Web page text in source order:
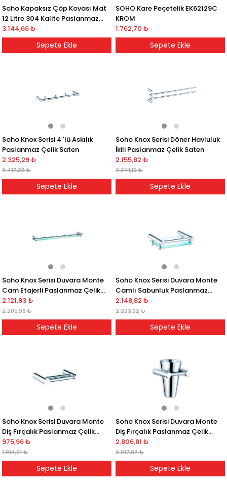
Soho Kapaksız Çöp Kovası Mat
12 Litre 304 Kalite Paslanmaz
Çelik
3.144,66 ₺
Sepete Ekle
SOHO Kare Peçetelik EK62129C
KROM
1.762,70 ₺
Sepete Ekle
Soho Knox Serisi 4 'lü Askılık
Paslanmaz Çelik Saten
2.325,29 ₺
2.417,38 ₺
Sepete Ekle
Soho Knox Serisi Döner Havluluk
İkili Paslanmaz Çelik Saten
2.155,82 ₺
2.241,19 ₺
Sepete Ekle
Soho Knox Serisi Duvara Monte
Cam Etajerli Paslanmaz Çelik
Saten
2.121,93 ₺
2.205,96 ₺
Sepete Ekle
Soho Knox Serisi Duvara Monte
Camlı Sabunluk Paslanmaz
Çelik Saten
2.148,82 ₺
2.233,92 ₺
Sepete Ekle
Soho Knox Serisi Duvara Monte
Diş Fırçalık Paslanmaz Çelik
Saten
975,96 ₺
1.014,61 ₺
Sepete Ekle
Soho Knox Serisi Duvara Monte
Diş Fırçalık Paslanmaz Çelik
Saten
2.806,81 ₺
2.917,97 ₺
Sepete Ekle